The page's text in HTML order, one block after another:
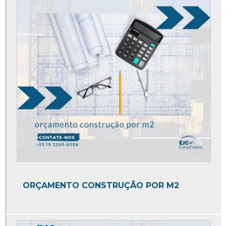
Empresa de colocação de piso
Empresa de construção civil
Empresa de construção civil e reforma
Empresa de elaboração de projetos
Empresa de estrutura metálica
Empresa de gerenciamento de obras
Empresa de instalação de piso
Empresa de mezanino
Empresa de reforma comercial
ORÇAMENTO CONSTRUÇÃO POR M2